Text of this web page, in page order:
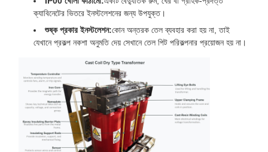
ক্যাবিনেটের ভিতরে ইনস্টলেশনের জন্য উপযুক্ত।
শুষ্ক প্রকার ইনস্টলেশন:কোন অন্তরক তেল ব্যবহার করা হয় না, তাই
যেখানে প্রকল্প নকশা অনুমতি দেয় সেখানে তেল পিট পরিকল্পনার প্রয়োজন হয় না।